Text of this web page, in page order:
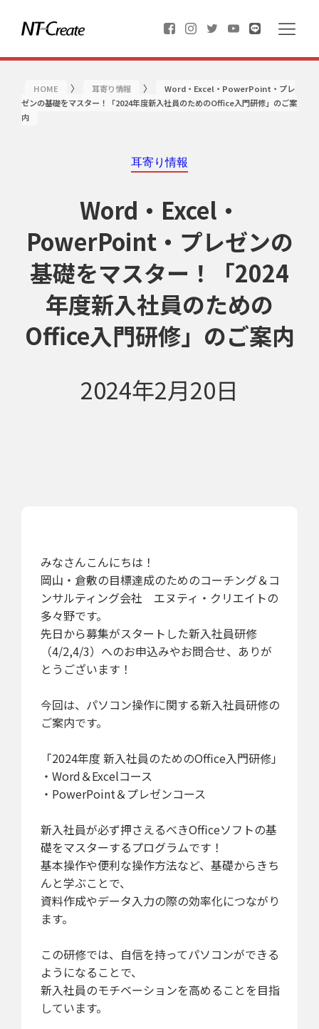
HOME 〉 耳寄り情報 〉
Word・Excel・PowerPoint・プレ
ゼンの基礎をマスター！「2024年度新入社員のためのOffice入門研修」のご案
内
耳寄り情報
Word・Excel・
PowerPoint・プレゼンの
基礎をマスター！「2024
年度新入社員のための
Office入門研修」のご案内
2024年2月20日
みなさんこんにちは！
岡山・倉敷の目標達成のためのコーチング＆コ
ンサルティング会社 エヌティ・クリエイトの
多々野です。
先日から募集がスタートした新入社員研修
（4/2,4/3）へのお申込みやお問合せ、ありが
とうございます！
今回は、パソコン操作に関する新入社員研修の
ご案内です。
「2024年度 新入社員のためのOffice入門研修」
・Word＆Excelコース
・PowerPoint＆プレゼンコース
新入社員が必ず押さえるべきOfficeソフトの基
礎をマスターするプログラムです！
基本操作や便利な操作方法など、基礎からきち
んと学ぶことで、
資料作成やデータ入力の際の効率化につながり
ます。
この研修では、自信を持ってパソコンができる
ようになることで、
新入社員のモチベーションを高めることを目指
しています。